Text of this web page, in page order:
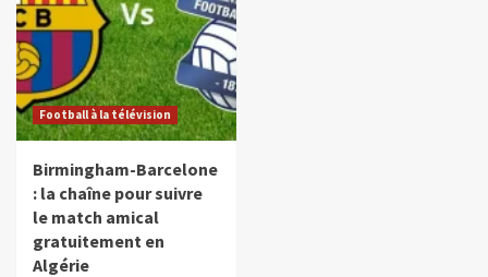
Football à la télévision
Birmingham-Barcelone
: la chaîne pour suivre
le match amical
gratuitement en
Algérie